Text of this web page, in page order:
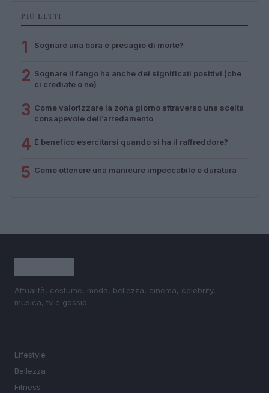
PIÙ LETTI
1 Sognare una bara è presagio di morte?
2 Sognare il fango ha anche dei significati positivi (che
ci crediate o no)
3 Come valorizzare la zona giorno attraverso una scelta
consapevole dell’arredamento
4 È benefico esercitarsi quando si ha il raffreddore?
5 Come ottenere una manicure impeccabile e duratura
Attualità, costume, moda, bellezza, cinema, celebrity,
musica, tv e gossip.
Lifestyle
Bellezza
Fitness